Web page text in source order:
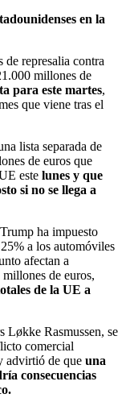
en la
de represalia contra
millones de
para este martes,
que viene tras el
lista separada de
de euros que
este lunes y que
si no se llega a
ha impuesto
a los automóviles
afectan a
de euros,
de la UE a
Løkke Rasmussen, se
comercial
advirtió de que una
consecuencias